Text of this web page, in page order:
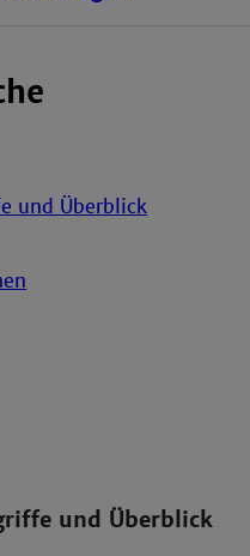
und Überblick
und Überblick